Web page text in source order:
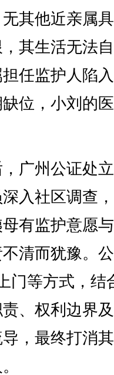
其他近亲属
其生活无法
任监护人陷
位，小刘的
广州公证处
入社区调查
有监护意愿
清而犹豫。
门等方式，结
、权利边界
，最终打消